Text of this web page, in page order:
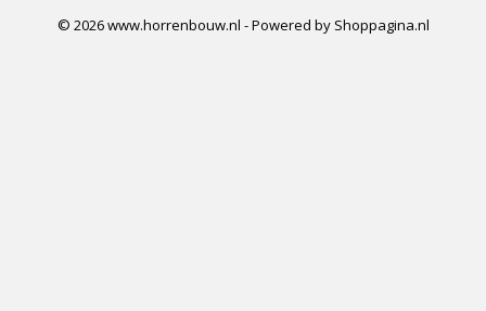
© 2026 www.horrenbouw.nl - Powered by Shoppagina.nl